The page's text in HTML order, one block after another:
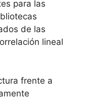
para las
de las
lineal
frente a